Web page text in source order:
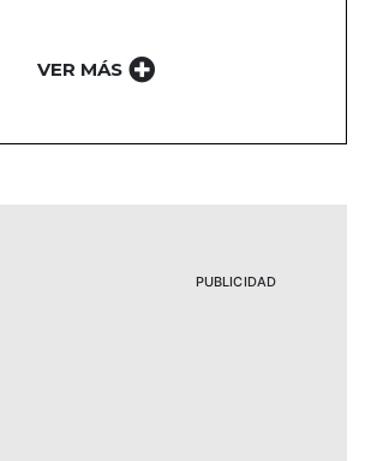
VER MÁS
PUBLICIDAD